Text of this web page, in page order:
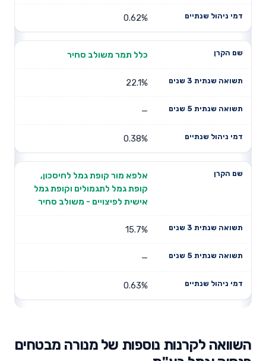
0.62%
כלל תמר משולב סחיר
22.1%
—
0.38%
אלפא מור קופת גמל לחיסכון,
קופת גמל לתגמולים וקופת גמל
אישית לפיצויים - משולב סחיר
15.7%
—
0.63%
השוואה לקרנות נוספות של מנורה מבטחים